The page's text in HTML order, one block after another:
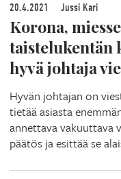
20.4.2021 Jussi Kari
Korona,
taistelukentän
hyvä johtaja
Hyvän johtajan on
tietää asiasta
annettava vakuuttava
päätös ja esittää se